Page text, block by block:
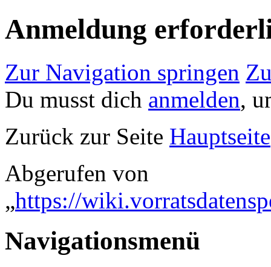
Anmeldung
Zur Navigation springen
Du musst dich anmelden,
Zurück zur Seite Hauptseite
Abgerufen von
„https://
Navigationsmenü